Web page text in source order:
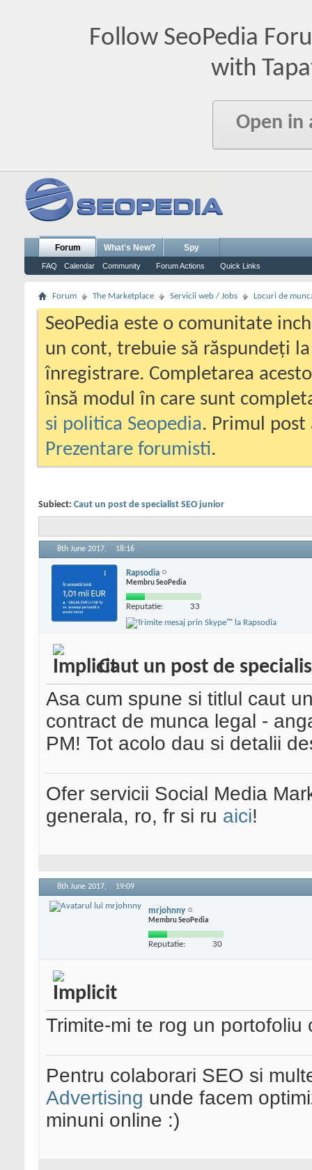
Follow SeoPedia
with
Open in
Forum
FAQ Calendar Community Forum Actions Quick Links
What's New? Spy
Forum The Marketplace Servicii web / Jobs Locuri de
SeoPedia este o comunitate
un cont, trebuie să răspundeți
înregistrare. Completarea
însă modul în care sunt
si politica Seopedia. Primul
Prezentare forumisti.
Subiect: Caut un post de specialist SEO junior
8th June 2017, 18:16
Rapsodia
Membru SeoPedia
Reputatie: 33
Caut un post de
Asa cum spune si titlul caut
contract de munca legal -
PM! Tot acolo dau si detalii
Ofer servicii Social Media
generala, ro, fr si ru aici!
8th June 2017, 19:09
mrjohnny
Membru SeoPedia
Reputatie: 30
Trimite-mi te rog un
Pentru colaborari SEO si
Advertising unde facem
minuni online :)